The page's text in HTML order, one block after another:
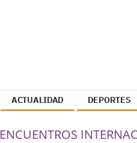
ACTUALIDAD DEPORTES
ENCUENTROS